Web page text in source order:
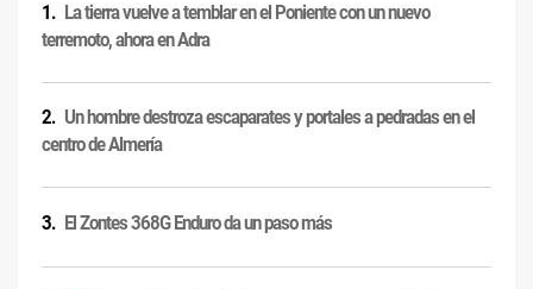
La tierra vuelve a temblar en el Poniente con un nuevo
terremoto, ahora en Adra
Un hombre destroza escaparates y portales a pedradas en el
centro de Almería
El Zontes 368G Enduro da un paso más